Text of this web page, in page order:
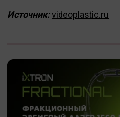
Источник:videoplastic.ru